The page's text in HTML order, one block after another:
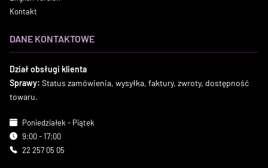
Kontakt
DANE KONTAKTOWE
Dział obsługi klienta
Sprawy: Status zamówienia, wysyłka, faktury, zwroty, dostępność
towaru.
Poniedziałek - Piątek
9:00 - 17:00
22 257 05 05